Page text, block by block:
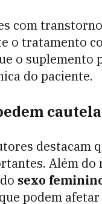
com
o tratamento
o
do paciente.
destacam
Além
sexo
que podem